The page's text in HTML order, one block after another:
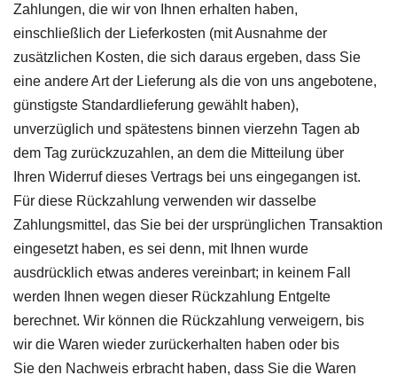
Zahlungen, die wir von Ihnen erhalten haben,
einschließlich der Lieferkosten (mit Ausnahme der
zusätzlichen Kosten, die sich daraus ergeben, dass Sie
eine andere Art der Lieferung als die von uns angebotene,
günstigste Standardlieferung gewählt haben),
unverzüglich und spätestens binnen vierzehn Tagen ab
dem Tag zurückzuzahlen, an dem die Mitteilung über
Ihren Widerruf dieses Vertrags bei uns eingegangen ist.
Für diese Rückzahlung verwenden wir dasselbe
Zahlungsmittel, das Sie bei der ursprünglichen Transaktion
eingesetzt haben, es sei denn, mit Ihnen wurde
ausdrücklich etwas anderes vereinbart; in keinem Fall
werden Ihnen wegen dieser Rückzahlung Entgelte
berechnet. Wir können die Rückzahlung verweigern, bis
wir die Waren wieder zurückerhalten haben oder bis
Sie den Nachweis erbracht haben, dass Sie die Waren